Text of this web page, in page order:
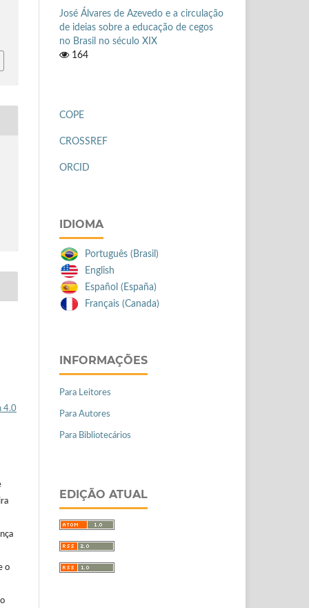
4.0
o
José Álvares de Azevedo e a circulação
de ideias sobre a educação de cegos
no Brasil no século XIX
164
COPE
CROSSREF
ORCID
IDIOMA
Português (Brasil)
English
Español (España)
Français (Canada)
INFORMAÇÕES
Para Leitores
Para Autores
Para Bibliotecários
EDIÇÃO ATUAL